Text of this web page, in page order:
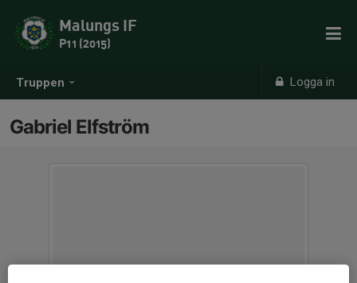
Truppen Logga in
Malungs IF
P11 (2015)
Gabriel Elfström